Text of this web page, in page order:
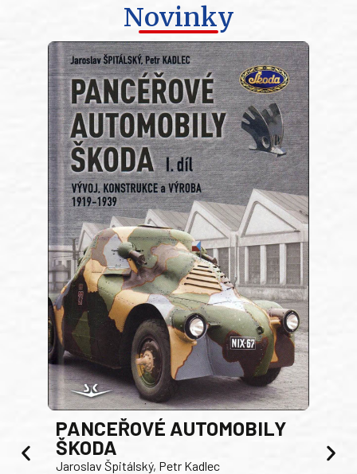
Novinky
PANCEŘOVÉ AUTOMOBILY
ŠKODA
Jaroslav Špitálský, Petr Kadlec